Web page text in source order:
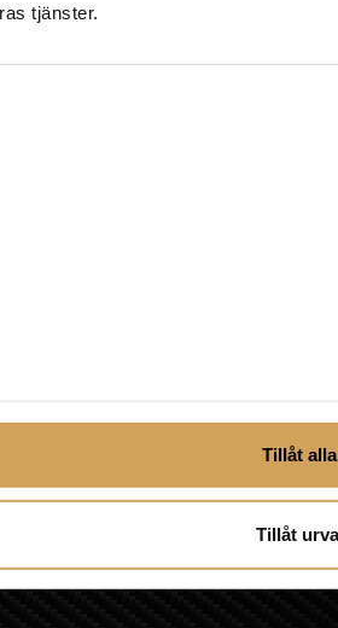
tjänster.
Tillåt alla
Tillåt
på nyhetsbrev" godkänner du